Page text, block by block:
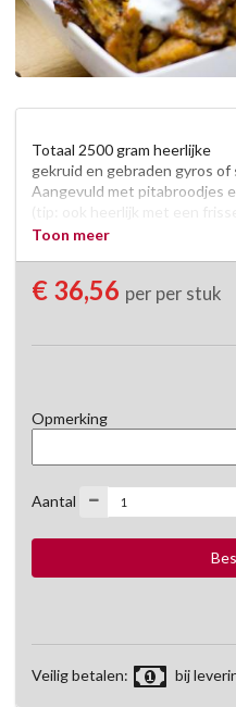
Totaal 2500 gram heerlijke
gekruid en gebraden gyros of
Aangevuld met pitabroodjes
(tip: ook heerlijk met een frisse
Toon meer
€ 36,56 per per stuk
Opmerking
Aantal
Veilig betalen: bij